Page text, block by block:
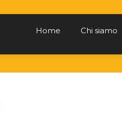
Home Chi siamo